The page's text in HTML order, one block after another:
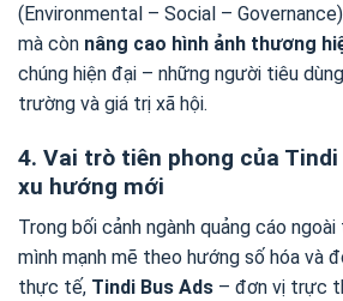
(Environmental – Social –
mà còn nâng cao hình ảnh thương
chúng hiện đại – những người tiêu
trường và giá trị xã hội.
4. Vai trò tiên phong của
xu hướng mới
Trong bối cảnh ngành quảng cáo
mình mạnh mẽ theo hướng số hóa và
thực tế, Tindi Bus Ads – đơn vị trực